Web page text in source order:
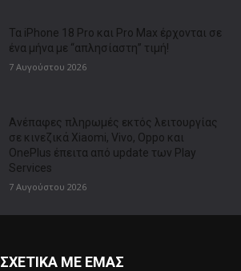
Τα iPhone 18 Pro και Pro Max έρχονται σε
ένα μήνα με “απλησίαστη” τιμή!
7 Αυγούστου 2026
Ανέπαφες πληρωμές εκτός λειτουργίας
σε κινεζικά Xiaomi, Vivo, Oppo και
OnePlus έπειτα από update των Play
Services
7 Αυγούστου 2026
ΣΧΕΤΙΚΑ ΜΕ ΕΜΑΣ